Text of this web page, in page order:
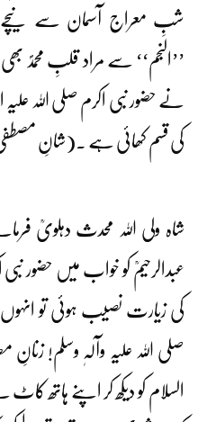
شبِ معراج آسمان سے نیچے
’’النجم‘‘ سے مراد قلبِ محمدؐ
نے حضور نبی اکرم صلی اللہ
کی قسم کھائی ہے ۔(شانِ
شاہ ولی اللہ محدث دہلویؒ
عبدالرحیمؒ کو خواب میں حضور نبی
کی زیارت نصیب ہوئی تو
صلی اللہ علیہ وآلہٖ وسلم!
السلام کو دیکھ کر اپنے ہاتھ